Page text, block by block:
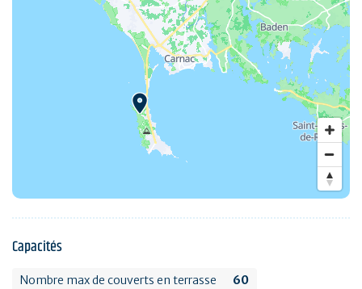
Capacités
Nombre max de couverts en terrasse 60